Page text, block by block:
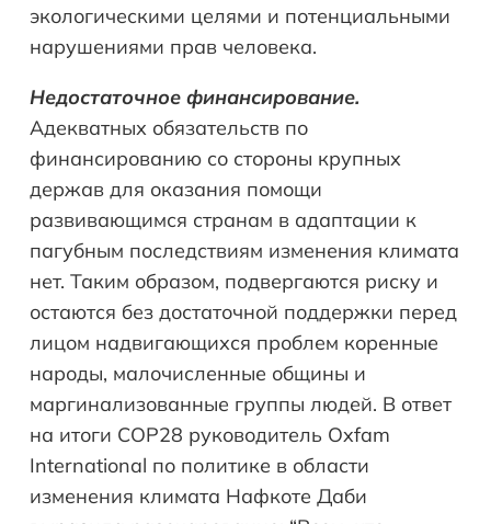
экологическими целями и потенциальными
нарушениями прав человека.
Недостаточное финансирование.
Адекватных обязательств по
финансированию со стороны крупных
держав для оказания помощи
развивающимся странам в адаптации к
пагубным последствиям изменения климата
нет. Таким образом, подвергаются риску и
остаются без достаточной поддержки перед
лицом надвигающихся проблем коренные
народы, малочисленные общины и
маргинализованные группы людей. В ответ
на итоги COP28 руководитель Oxfam
International по политике в области
изменения климата Нафкоте Даби